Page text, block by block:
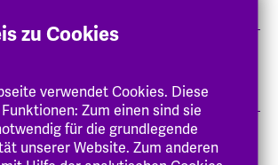
Tests von
für
Kopenhagen.
Pflegewissenschaft.Das Dänische
und Pflegeforschung und die
zu Cookies
verwendet Cookies. Diese
Zum einen sind sie
für die grundlegende
unserer Website. Zum anderen